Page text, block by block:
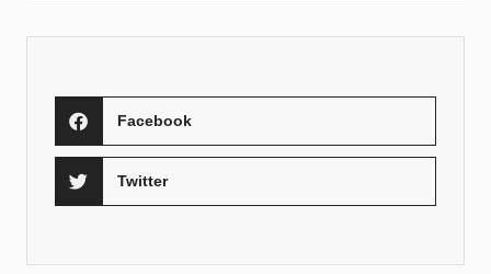
Facebook
Twitter